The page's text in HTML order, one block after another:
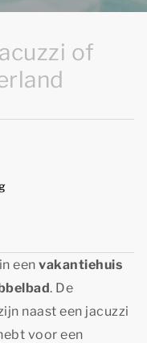
of
een vakantiehuis
. De
naast een jacuzzi
voor een